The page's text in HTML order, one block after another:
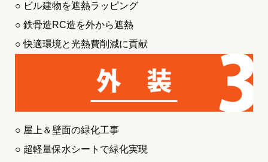
○ ビル建物を遮熱ラッピング
○ 鉄骨造RC造を外から遮熱
○ 快適環境と光熱費削減に貢献
○ 屋上＆壁面の緑化工事
○ 超軽量保水シートで緑化実現